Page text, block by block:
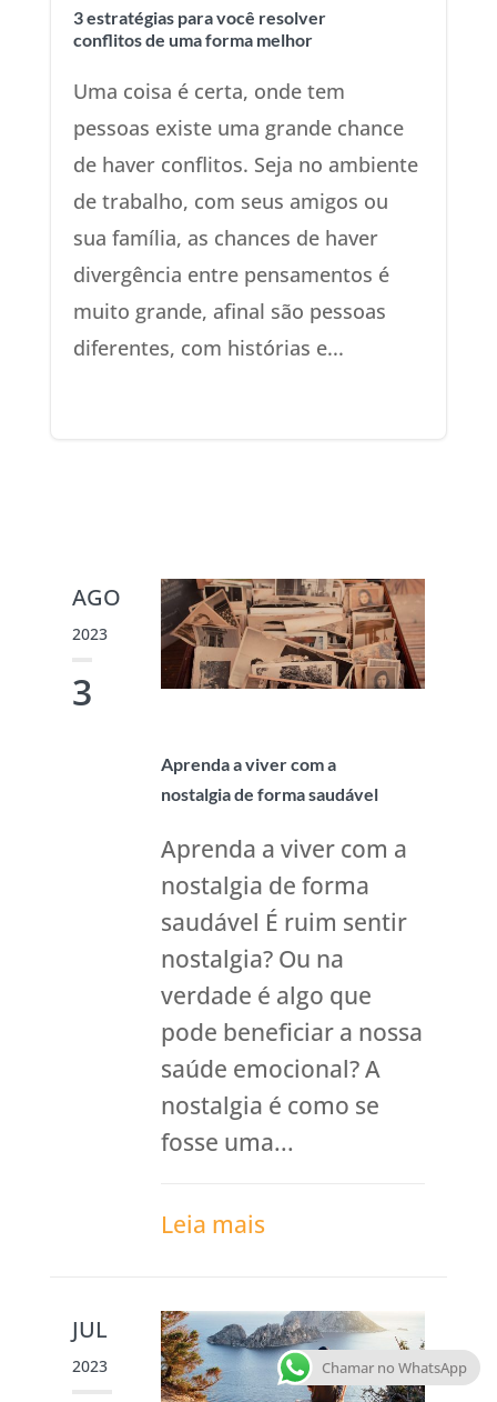
3 estratégias para você resolver
conflitos de uma forma melhor
Uma coisa é certa, onde tem
pessoas existe uma grande chance
de haver conflitos. Seja no ambiente
de trabalho, com seus amigos ou
sua família, as chances de haver
divergência entre pensamentos é
muito grande, afinal são pessoas
diferentes, com histórias e...
AGO
2023
3
Aprenda a viver com a
nostalgia de forma saudável
Aprenda a viver com a
nostalgia de forma
saudável É ruim sentir
nostalgia? Ou na
verdade é algo que
pode beneficiar a nossa
saúde emocional? A
nostalgia é como se
fosse uma...
Leia mais
JUL
2023 Chamar no WhatsApp